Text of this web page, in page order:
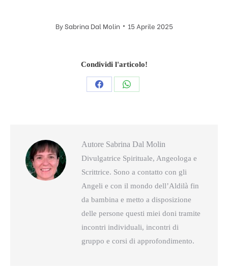
BySabrina Dal Molin 15 Aprile 2025
Condividi l'articolo!
CondividiCondividi
Autore Sabrina Dal Molin
Divulgatrice Spirituale, Angeologa e
Scrittrice. Sono a contatto con gli
Angeli e con il mondo dell’Aldilà fin
da bambina e metto a disposizione
delle persone questi miei doni tramite
incontri individuali, incontri di
gruppo e corsi di approfondimento.